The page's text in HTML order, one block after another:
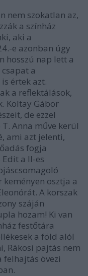
nem szokatlan az,
a színház
aki a
e azonban úgy
hosszú nap lett a
a
értek azt.
a reflektálások,
Koltay Gábor
de ezzel
Anna műve kerül
ami azt jelenti,
fogja
a II-es
osztja a
A korszak
száján
hozam! Ki van
festőtára
a föld alól
Rákosi pajtás nem
felhajtás övezi